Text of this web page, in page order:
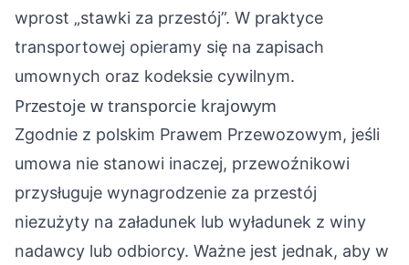
wprost „stawki za przestój”. W praktyce
transportowej opieramy się na zapisach
umownych oraz kodeksie cywilnym.
Przestoje w transporcie krajowym
Zgodnie z polskim Prawem Przewozowym, jeśli
umowa nie stanowi inaczej, przewoźnikowi
przysługuje wynagrodzenie za przestój
niezużyty na załadunek lub wyładunek z winy
nadawcy lub odbiorcy. Ważne jest jednak, aby w